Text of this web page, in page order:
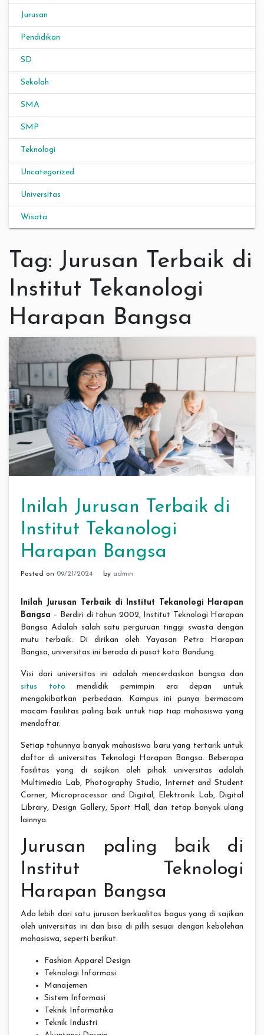
Jurusan
Pendidikan
SD
Sekolah
SMA
SMP
Teknologi
Uncategorized
Universitas
Wisata
Tag: Jurusan Terbaik di
Institut Tekanologi
Harapan Bangsa
Inilah Jurusan Terbaik di
Institut Tekanologi
Harapan Bangsa
Posted on 09/21/2024 by admin
Inilah Jurusan Terbaik di Institut Tekanologi Harapan
Bangsa – Berdiri di tahun 2002, Institut Teknologi Harapan
Bangsa Adalah salah satu perguruan tinggi swasta dengan
mutu terbaik. Di dirikan oleh Yayasan Petra Harapan
Bangsa, universitas ini berada di pusat kota Bandung.
Visi dari universitas ini adalah mencerdaskan bangsa dan
situs toto mendidik pemimpin era depan untuk
mengakibatkan perbedaan. Kampus ini punya bermacam
macam fasilitas paling baik untuk tiap tiap mahasiswa yang
mendaftar.
Setiap tahunnya banyak mahasiswa baru yang tertarik untuk
daftar di universitas Teknologi Harapan Bangsa. Beberapa
fasilitas yang di sajikan oleh pihak universitas adalah
Multimedia Lab, Photography Studio, Internet and Student
Corner, Microprocessor and Digital, Elektronik Lab, Digital
Library, Design Gallery, Sport Hall, dan tetap banyak ulang
lainnya.
Jurusan paling baik di
Institut Teknologi
Harapan Bangsa
Ada lebih dari satu jurusan berkualitas bagus yang di sajikan
oleh universitas ini dan bisa di pilih sesuai dengan kebolehan
mahasiswa, seperti berikut.
Fashion Apparel Design
Teknologi Informasi
Manajemen
Sistem Informasi
Teknik Informatika
Teknik Industri